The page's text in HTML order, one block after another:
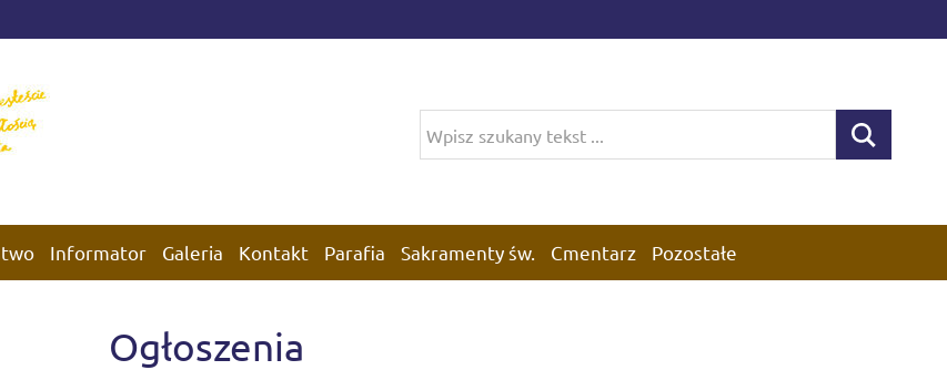
Informator Galeria Kontakt Parafia Sakramenty św. Cmentarz Pozostałe
Ogłoszenia